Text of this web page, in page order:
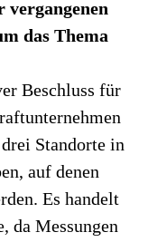
vergangenen
das Thema
Beschluss für
Standorte in
auf denen
Es handelt
da Messungen